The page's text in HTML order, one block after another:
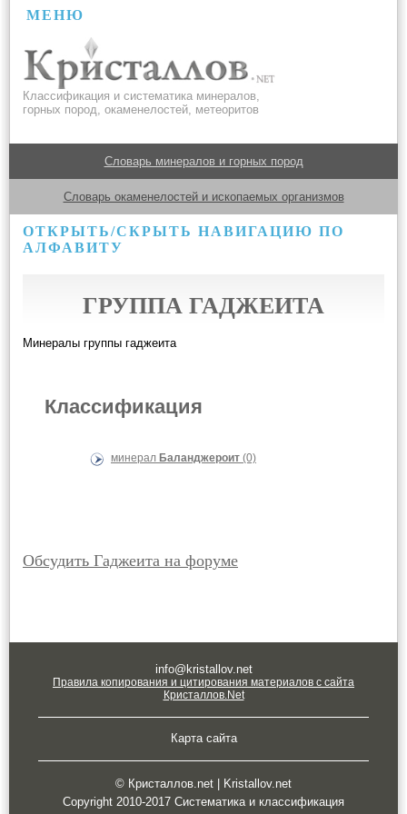
МЕНЮ
Классификация и систематика минералов,
горных пород, окаменелостей, метеоритов
Словарь минералов и горных пород
Словарь окаменелостей и ископаемых организмов
ОТКРЫТЬ/СКРЫТЬ НАВИГАЦИЮ ПО
АЛФАВИТУ
ГРУППА ГАДЖЕИТА
Минералы группы гаджеита
Классификация
минерал Баланджероит (0)
Обсудить Гаджеита на форуме
info@kristallov.net
Правила копирования и цитирования материалов с сайта
Кристаллов.Net
Карта сайта
© Кристаллов.net | Kristallov.net
Copyright 2010-2017 Систематика и классификация